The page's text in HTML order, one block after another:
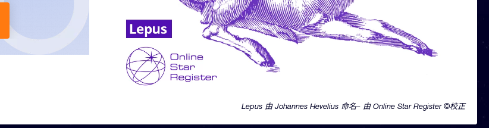
Lepus 由 Johannes Hevelius 命名– 由 Online Star Register ©校正